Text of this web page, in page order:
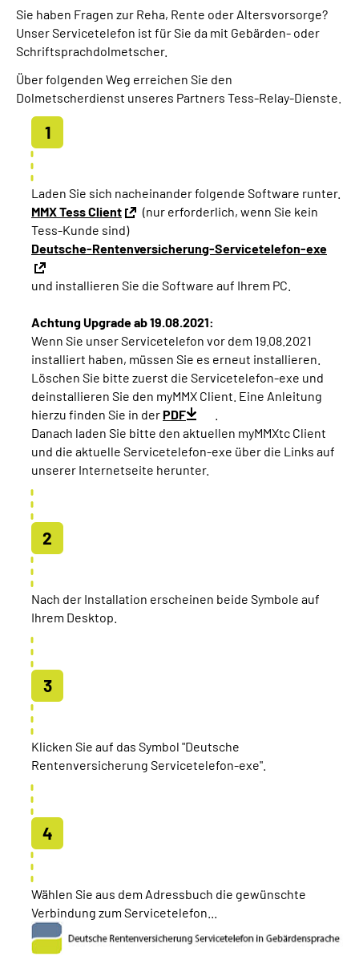
Suche
Mein Kundenportal
Sie haben Fragen zur Reha, Rente oder Altersvorsorge?
Unser Servicetelefon ist für Sie da mit Gebärden- oder
Schriftsprachdolmetscher.
Über folgenden Weg erreichen Sie den
Dolmetscherdienst unseres Partners Tess-Relay-Dienste.
Laden Sie sich nacheinander folgende Software runter.
MMX Tess Client
(nur erforderlich, wenn Sie kein
Tess-Kunde sind)
Deutsche-Rentenversicherung-Servicetelefon-exe
und installieren Sie die Software auf Ihrem PC.
Achtung Upgrade ab 19.08.2021:
Wenn Sie unser Servicetelefon vor dem 19.08.2021
installiert haben, müssen Sie es erneut installieren.
Löschen Sie bitte zuerst die Servicetelefon-exe und
deinstallieren Sie den myMMX Client. Eine Anleitung
hierzu finden Sie in derPDF
Danach laden Sie bitte den aktuellen myMMXtc Client
und die aktuelle Servicetelefon-exe über die Links auf
unserer Internetseite herunter.
Nach der Installation erscheinen beide Symbole auf
Ihrem Desktop.
Klicken Sie auf das Symbol "Deutsche
Rentenversicherung Servicetelefon-exe".
Wählen Sie aus dem Adressbuch die gewünschte
Verbindung zum Servicetelefon...